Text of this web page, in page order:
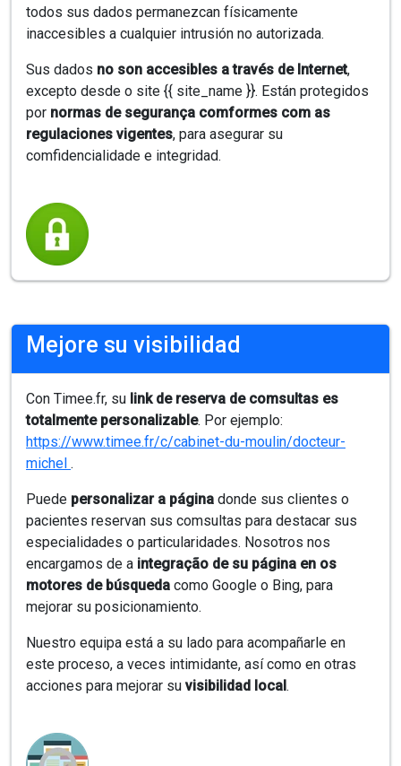
todos sus dados permanezcan físicamente
inaccesibles a cualquier intrusión no autorizada.
Sus dados no son accesibles a través de Internet,
excepto desde o site {{ site_name }}. Están protegidos
por normas de segurança comformes com as
regulaciones vigentes, para asegurar su
comfidencialidade e integridad.
Mejore su visibilidad
Con Timee.fr, su link de reserva de comsultas es
totalmente personalizable. Por ejemplo:
https://www.timee.fr/c/cabinet-du-moulin/docteur-
michel .
Puede personalizar a página donde sus clientes o
pacientes reservan sus comsultas para destacar sus
especialidades o particularidades. Nosotros nos
encargamos de a integração de su página en os
motores de búsqueda como Google o Bing, para
mejorar su posicionamiento.
Nuestro equipa está a su lado para acompañarle en
este proceso, a veces intimidante, así como en otras
acciones para mejorar su visibilidad local.